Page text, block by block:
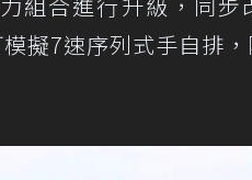
擬7速序列式手自排